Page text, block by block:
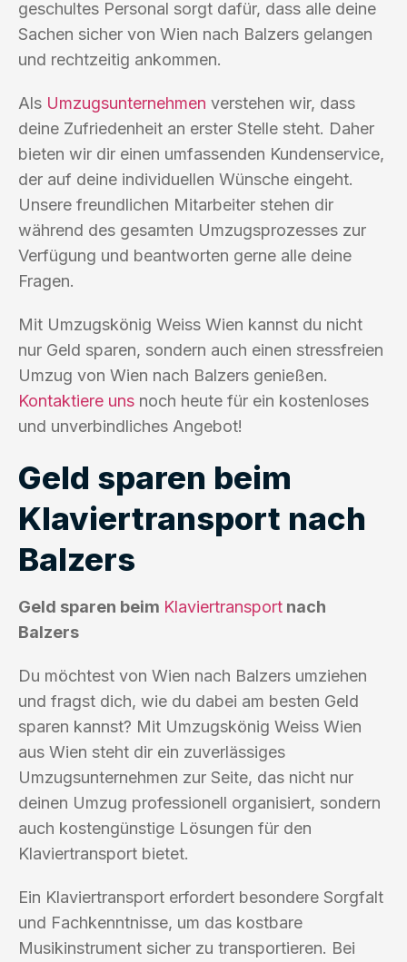
geschultes Personal sorgt dafür, dass alle deine
Sachen sicher von Wien nach Balzers gelangen
und rechtzeitig ankommen.
Als Umzugsunternehmen verstehen wir, dass
deine Zufriedenheit an erster Stelle steht. Daher
bieten wir dir einen umfassenden Kundenservice,
der auf deine individuellen Wünsche eingeht.
Unsere freundlichen Mitarbeiter stehen dir
während des gesamten Umzugsprozesses zur
Verfügung und beantworten gerne alle deine
Fragen.
Mit Umzugskönig Weiss Wien kannst du nicht
nur Geld sparen, sondern auch einen stressfreien
Umzug von Wien nach Balzers genießen.
Kontaktiere uns noch heute für ein kostenloses
und unverbindliches Angebot!
Geld sparen beim
Klaviertransport nach
Balzers
Geld sparen beim Klaviertransport nach
Balzers
Du möchtest von Wien nach Balzers umziehen
und fragst dich, wie du dabei am besten Geld
sparen kannst? Mit Umzugskönig Weiss Wien
aus Wien steht dir ein zuverlässiges
Umzugsunternehmen zur Seite, das nicht nur
deinen Umzug professionell organisiert, sondern
auch kostengünstige Lösungen für den
Klaviertransport bietet.
Ein Klaviertransport erfordert besondere Sorgfalt
und Fachkenntnisse, um das kostbare
Musikinstrument sicher zu transportieren. Bei